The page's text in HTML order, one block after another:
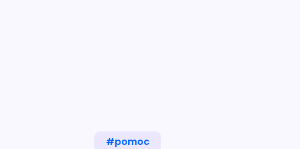
#pomoc